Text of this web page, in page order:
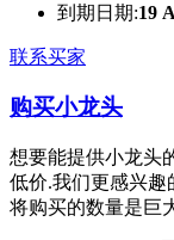
到期日期:19
联系买家
购买小龙头
想要能提供小龙头
低价.我们更感兴趣
将购买的数量是巨